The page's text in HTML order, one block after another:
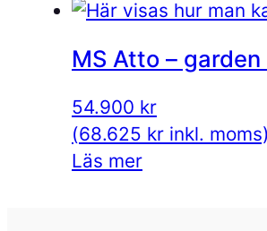
MS Atto –
54.900 kr
(68.625 kr inkl. moms)
Läs mer